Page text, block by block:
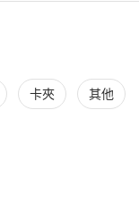
似商品推薦
卡夾 其他